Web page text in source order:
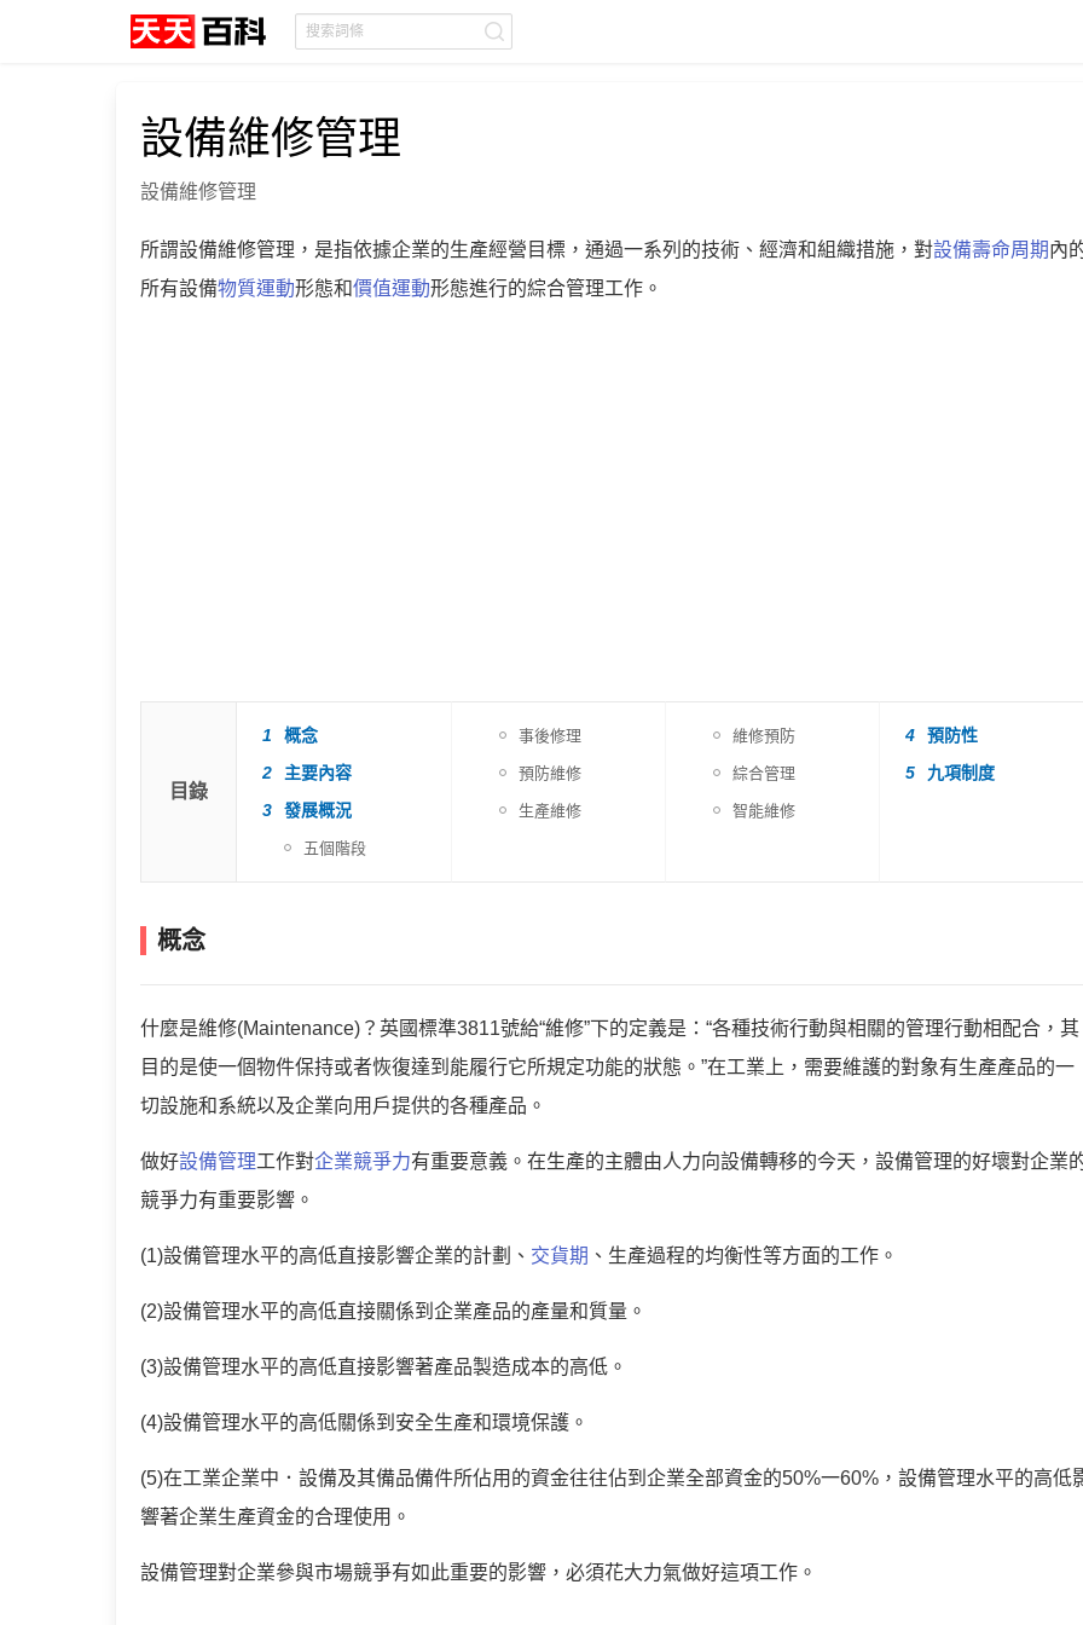
設備維修管理
設備維修管理
所謂設備維修管理，是指依據企業的生產經營目標，通過一系列的技術、經濟和組織措施，對設備壽命周期內
所有設備物質運動形態和價值運動形態進行的綜合管理工作。
目錄
1
概念
2
主要內容
3
發展概況
五個階段
事後修理
預防維修
生產維修
維修預防
綜合管理
智能維修
4
預防性
5
九項制度
概念
什麼是維修(Maintenance)？英國標準3811號給“維修”下的定義是：“各種技術行動與相關的管理行動相配合，其
目的是使一個物件保持或者恢復達到能履行它所規定功能的狀態。”在工業上，需要維護的對象有生產產品的一
切設施和系統以及企業向用戶提供的各種產品。
做好設備管理工作對企業競爭力有重要意義。在生產的主體由人力向設備轉移的今天，設備管理的好壞對企業
競爭力有重要影響。
(1)設備管理水平的高低直接影響企業的計劃、 交貨期 、生產過程的均衡性等方面的工作。
(2)設備管理水平的高低直接關係到企業產品的產量和質量。
(3)設備管理水平的高低直接影響著產品製造成本的高低。
(4)設備管理水平的高低關係到安全生產和環境保護。
(5)在工業企業中．設備及其備品備件所佔用的資金往往佔到企業全部資金的50%一60%，設備管理水平的高低
響著企業生產資金的合理使用。
設備管理對企業參與市場競爭有如此重要的影響，必須花大力氣做好這項工作。